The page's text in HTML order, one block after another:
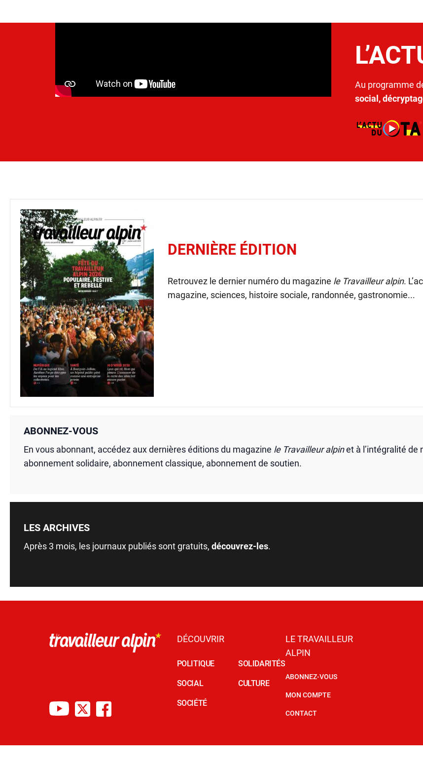
Au programme
social,
DERNIÈRE ÉDITION
Retrouvez le dernier numéro du magazine le Travailleur alpin.
magazine, sciences, histoire sociale, randonnée, gastronomie...
ABONNEZ-VOUS
En vous abonnant, accédez aux dernières éditions du magazine le Travailleur alpinet à l’intégralité de
abonnement solidaire, abonnement classique, abonnement de soutien.
LES ARCHIVES
Après 3 mois, les journaux publiés sont gratuits, découvrez-les.
DÉCOUVRIR
POLITIQUE
SOCIAL
SOCIÉTÉ
SOLIDARITÉS
CULTURE
LE TRAVAILLEUR
ALPIN
ABONNEZ-VOUS
MON COMPTE
CONTACT